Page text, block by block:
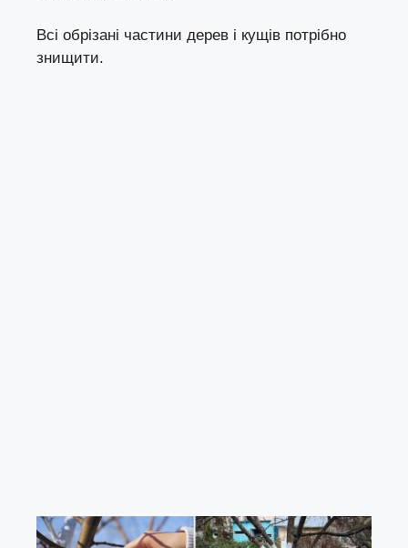
Всі обрізані частини дерев і кущів потрібно
знищити.